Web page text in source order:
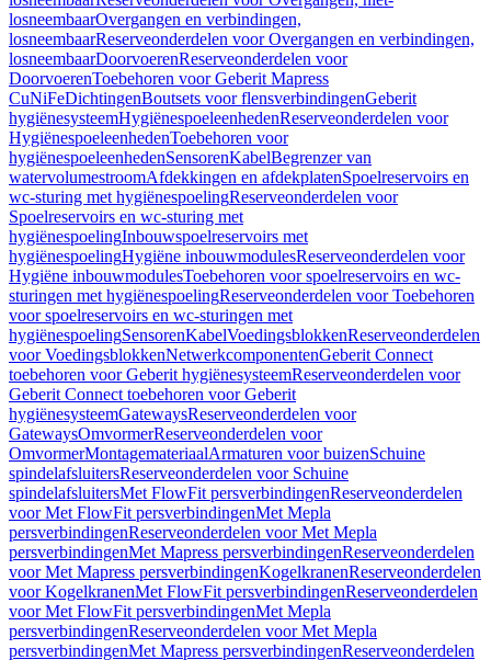
losneembaarOvergangen en verbindingen,
losneembaarReserveonderdelen voor Overgangen en verbindingen,
losneembaarDoorvoerenReserveonderdelen voor
DoorvoerenToebehoren voor Geberit Mapress
CuNiFeDichtingenBoutsets voor flensverbindingenGeberit
hygiënesysteemHygiënespoeleenhedenReserveonderdelen voor
HygiënespoeleenhedenToebehoren voor
hygiënespoeleenhedenSensorenKabelBegrenzer van
watervolumestroomAfdekkingen en afdekplatenSpoelreservoirs en
wc-sturing met hygiënespoelingReserveonderdelen voor
Spoelreservoirs en wc-sturing met
hygiënespoelingInbouwspoelreservoirs met
hygiënespoelingHygiëne inbouwmodulesReserveonderdelen voor
Hygiëne inbouwmodulesToebehoren voor spoelreservoirs en wc-
sturingen met hygiënespoelingReserveonderdelen voor Toebehoren
voor spoelreservoirs en wc-sturingen met
hygiënespoelingSensorenKabelVoedingsblokkenReserveonderdelen
voor VoedingsblokkenNetwerkcomponentenGeberit Connect
toebehoren voor Geberit hygiënesysteemReserveonderdelen voor
Geberit Connect toebehoren voor Geberit
hygiënesysteemGatewaysReserveonderdelen voor
GatewaysOmvormerReserveonderdelen voor
OmvormerMontagemateriaalArmaturen voor buizenSchuine
spindelafsluitersReserveonderdelen voor Schuine
spindelafsluitersMet FlowFit persverbindingenReserveonderdelen
voor Met FlowFit persverbindingenMet Mepla
persverbindingenReserveonderdelen voor Met Mepla
persverbindingenMet Mapress persverbindingenReserveonderdelen
voor Met Mapress persverbindingenKogelkranenReserveonderdelen
voor KogelkranenMet FlowFit persverbindingenReserveonderdelen
voor Met FlowFit persverbindingenMet Mepla
persverbindingenReserveonderdelen voor Met Mepla
persverbindingenMet Mapress persverbindingenReserveonderdelen